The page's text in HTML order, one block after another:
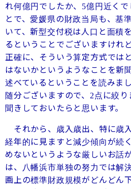
れ何億円でしたか、
5億円近く
とで、愛媛県の財政当局も、基
いて、新型交付税は人口と面積
るということでございますけれ
正確に、そういう算定方式では
はないかというようなことを新
述べているということを読みま
随分ございますので、
2 点に絞
聞きしておいたらと思います。
それから、歳入歳出、特に歳
経年的に見ますと減少傾向が続
めないというような厳しいお話
は、八幡浜市単独の努力では解
画上の標準財政規模がどんどん